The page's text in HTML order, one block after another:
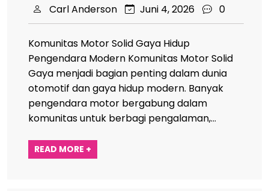
Carl Anderson Juni 4, 2026 0
Komunitas Motor Solid Gaya Hidup
Pengendara Modern Komunitas Motor Solid
Gaya menjadi bagian penting dalam dunia
otomotif dan gaya hidup modern. Banyak
pengendara motor bergabung dalam
komunitas untuk berbagi pengalaman,…
READ MORE +